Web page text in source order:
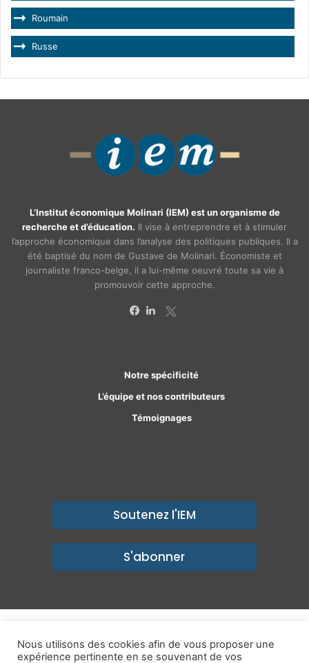
Roumain
Russe
L’Institut économique Molinari (IEM) est un organisme de
recherche et d’éducation. Il vise à entreprendre et à stimuler
l’approche économique dans l’analyse des politiques publiques. Il a
été baptisé du nom de Gustave de Molinari. Économiste et
journaliste franco-belge, il a lui-même oeuvré toute sa vie à
promouvoir cette approche.
Notre spécificité
L’équipe et nos contributeurs
Témoignages
Soutenez l'IEM
S'abonner
un avenir prospère
Nous utilisons des cookies afin de vous proposer une
expérience pertinente en se souvenant de vos